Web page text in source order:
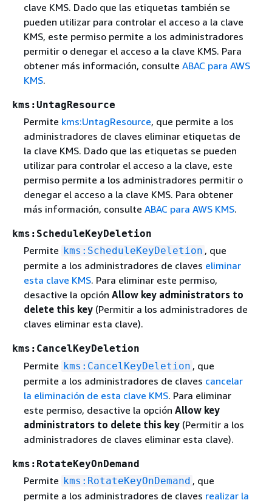
clave KMS. Dado que las etiquetas también se
pueden utilizar para controlar el acceso a la clave
KMS, este permiso permite a los administradores
permitir o denegar el acceso a la clave KMS. Para
obtener más información, consulte ABAC para AWS
KMS.
kms:UntagResource
Permite kms:UntagResource, que permite a los
administradores de claves eliminar etiquetas de
la clave KMS. Dado que las etiquetas se pueden
utilizar para controlar el acceso a la clave, este
permiso permite a los administradores permitir o
denegar el acceso a la clave KMS. Para obtener
más información, consulte ABAC para AWS KMS.
kms:ScheduleKeyDeletion
Permite kms:ScheduleKeyDeletion , que
permite a los administradores de claves eliminar
esta clave KMS. Para eliminar este permiso,
desactive la opción Allow key administrators to
delete this key(Permitir a los administradores de
claves eliminar esta clave).
kms:CancelKeyDeletion
Permite kms:CancelKeyDeletion , que
permite a los administradores de claves cancelar
la eliminación de esta clave KMS. Para eliminar
este permiso, desactive la opción Allow key
administrators to delete this key(Permitir a los
administradores de claves eliminar esta clave).
kms:RotateKeyOnDemand
Permite kms:RotateKeyOnDemand , que
permite a los administradores de claves realizar la